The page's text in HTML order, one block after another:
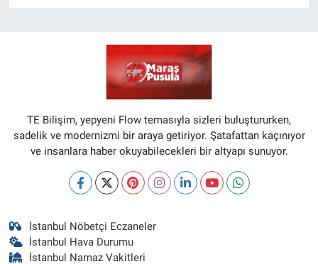
TE Bilişim, yepyeni Flow temasıyla sizleri buluştururken,
sadelik ve modernizmi bir araya getiriyor. Şatafattan kaçınıyor
ve insanlara haber okuyabilecekleri bir altyapı sunuyor.
İstanbul Nöbetçi Eczaneler
İstanbul Hava Durumu
İstanbul Namaz Vakitleri